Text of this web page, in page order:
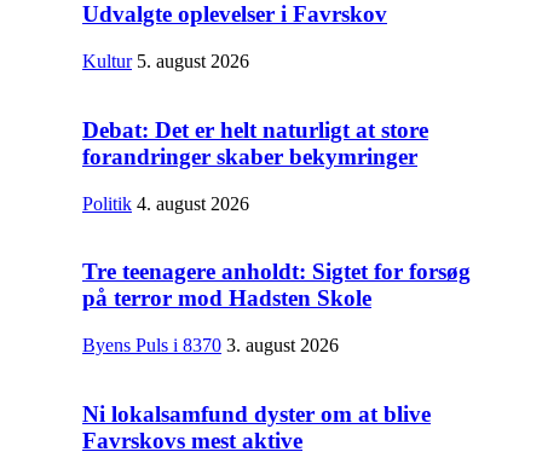
Udvalgte oplevelser i Favrskov
Kultur 5. august 2026
Debat: Det er helt naturligt at store
forandringer skaber bekymringer
Politik 4. august 2026
Tre teenagere anholdt: Sigtet for forsøg
på terror mod Hadsten Skole
Byens Puls i 8370 3. august 2026
Ni lokalsamfund dyster om at blive
Favrskovs mest aktive